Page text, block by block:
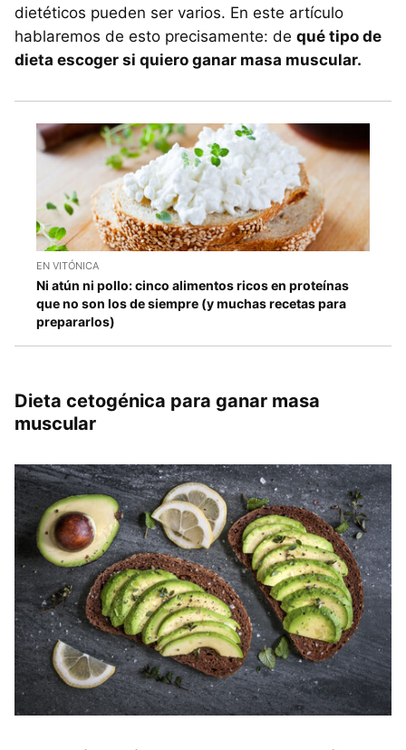
dietéticos pueden ser varios. En este artículo
hablaremos de esto precisamente: de qué tipo de
dieta escoger si quiero ganar masa muscular.
EN VITÓNICA
Ni atún ni pollo: cinco alimentos ricos en proteínas
que no son los de siempre (y muchas recetas para
prepararlos)
Dieta cetogénica para ganar masa
muscular